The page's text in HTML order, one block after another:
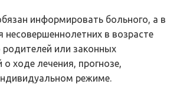
информировать больного, а в
несовершеннолетних в возрасте
или законных
о ходе лечения, прогнозе,
режиме.